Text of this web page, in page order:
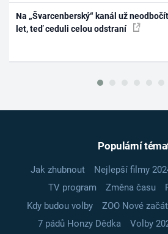
Na „Švarcenberský“ kanál už
let, teď ceduli celou odstraní
Populární
Jak zhubnout Nejlepší filmy
TV program
Změna času
Kdy budou volby
ZOO Nové
7 pádů Honzy Dědka
Volby